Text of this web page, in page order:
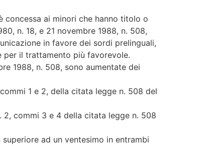
concessa ai minori che hanno titolo o
n. 18, e 21 novembre 1988, n. 508,
in favore dei sordi prelinguali,
per il trattamento più favorevole.
1988, n. 508, sono aumentate dei
1 e 2, della citata legge n. 508 del
2, commi 3 e 4 della citata legge n. 508
ad un ventesimo in entrambi